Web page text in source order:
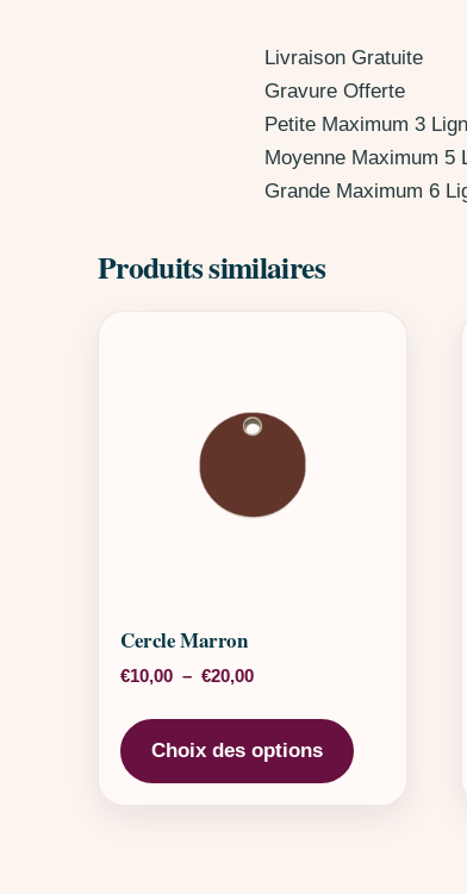
Livraison Gratuite
Gravure Offerte
Petite Maximum 3
Moyenne Maximum 5
Grande Maximum 6
Produits similaires
Cercle Marron
€10,00 – €20,00Plage de prix : €10,00 à
Choix des options
Ce produit